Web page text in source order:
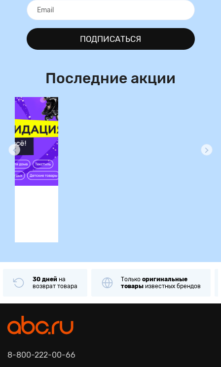
ПОДПИСАТЬСЯ
Последние акции
30 дней на
возврат товара
Только оригинальные
товары известных брендов
8-800-222-00-66